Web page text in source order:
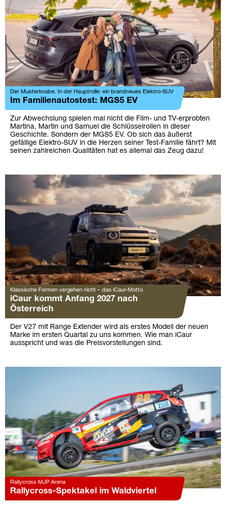
Der Musterknabe. In der Hauptrolle: ein brandneues Elektro-SUV
Im Familienautostest: MGS5 EV
Zur Abwechslung spielen mal nicht die Film- und TV-erprobten
Martina, Martin und Samuel die Schlüsselrollen in dieser
Geschichte. Sondern der MGS5 EV. Ob sich das äußerst
gefällige Elektro-SUV in die Herzen seiner Test-Familie fährt? Mit
seinen zahlreichen Qualitäten hat es allemal das Zeug dazu!
Klassische Formen vergehen nicht – das iCaur-Motto
iCaur kommt Anfang 2027 nach
Österreich
Der V27 mit Range Extender wird als erstes Modell der neuen
Marke im ersten Quartal zu uns kommen. Wie man iCaur
ausspricht und was die Preisvorstellungen sind.
Rallycross MJP Arena
Rallycross-Spektakel im Waldviertel